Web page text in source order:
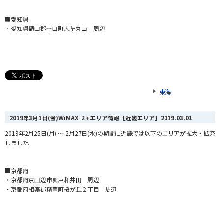
■愛知県
・愛知県額田郡幸田町大草丸山 周辺
東海
2019年3月1日(金)WiMAX ２+エリア情報【近畿エリア】 2019.03.01
2019年2月25日(月) ～ 2月27日(水)の期間に近畿では以下のエリアが拡大・拡充
しました。
■京都府
・京都府京田辺市興戸和井田 周辺
・京都府相楽郡精華町桜が丘２丁目 周辺